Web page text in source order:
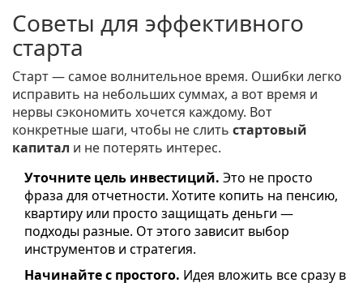
Советы для эффективного
старта
Старт — самое волнительное время. Ошибки легко
исправить на небольших суммах, а вот время и
нервы сэкономить хочется каждому. Вот
конкретные шаги, чтобы не слить стартовый
капитал и не потерять интерес.
Уточните цель инвестиций. Это не просто
фраза для отчетности. Хотите копить на пенсию,
квартиру или просто защищать деньги —
подходы разные. От этого зависит выбор
инструментов и стратегия.
Начинайте с простого. Идея вложить все сразу в